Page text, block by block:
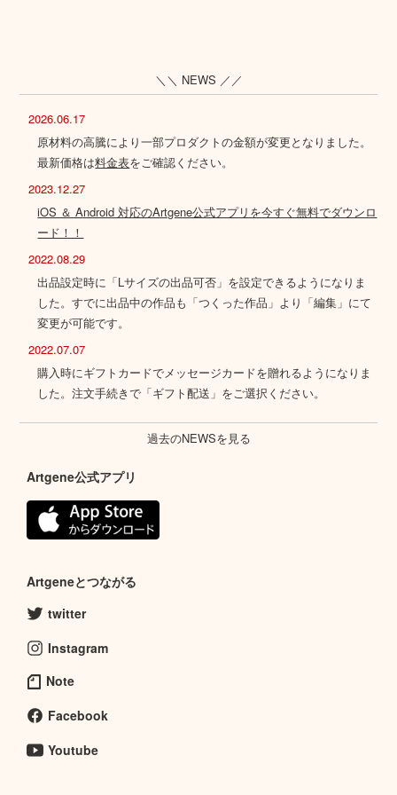
＼＼ NEWS ／／
2026.06.17
原材料の高騰により一部プロダクトの金額が変更となりました。
最新価格は料金表をご確認ください。
2023.12.27
iOS ＆ Android 対応のArtgene公式アプリを今すぐ無料でダウンロ
ード！！
2022.08.29
出品設定時に「Lサイズの出品可否」を設定できるようになりま
した。すでに出品中の作品も「つくった作品」より「編集」にて
変更が可能です。
2022.07.07
購入時にギフトカードでメッセージカードを贈れるようになりま
した。注文手続きで「ギフト配送」をご選択ください。
過去のNEWSを見る
Artgene公式アプリ
Artgeneとつながる
twitter
Instagram
Note
Facebook
Youtube